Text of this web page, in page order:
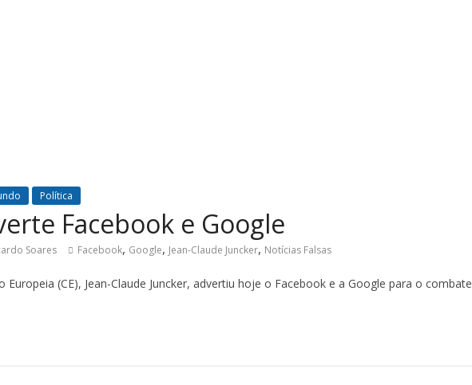
Política
Facebook e Google
Soares Facebook, Google, Jean-Claude Juncker, Notícias Falsas
Europeia (CE), Jean-Claude Juncker, advertiu hoje o Facebook e a Google para o combate